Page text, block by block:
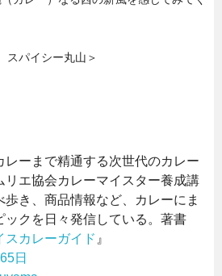
パイシー丸山＞
レーまで精通する次世代のカレー
リエ協会カレーマイスター養成講
歩き、商品情報など、カレーにま
ックを日々発信している。著書
スカレーガイド 』
日